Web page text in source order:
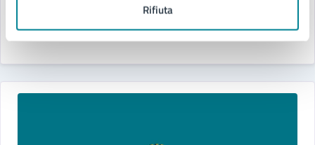
Rifiuta
LEGGI DI PIÙ